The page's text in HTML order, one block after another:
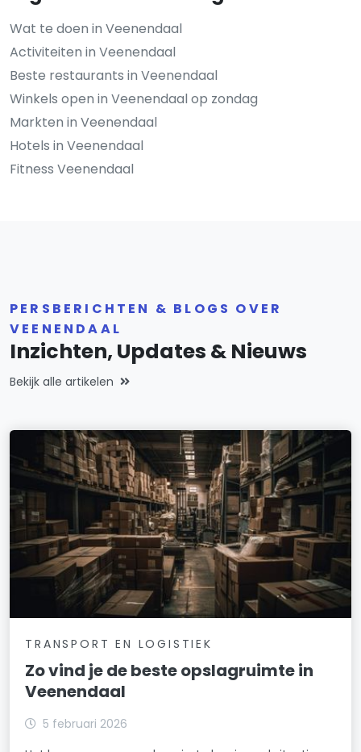
Wat te doen in Veenendaal
Activiteiten in Veenendaal
Beste restaurants in Veenendaal
Winkels open in Veenendaal op zondag
Markten in Veenendaal
Hotels in Veenendaal
Fitness Veenendaal
PERSBERICHTEN & BLOGS OVER
VEENENDAAL
Inzichten, Updates & Nieuws
Bekijk alle artikelen
TRANSPORT EN LOGISTIEK
Zo vind je de beste opslagruimte in
Veenendaal
5 februari 2026